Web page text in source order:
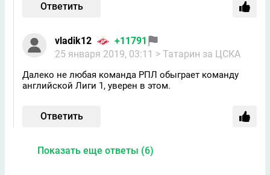
Ответить
vladik12
+11791
25 января 2019, 03:11 > Татарин за ЦСКА
Далеко не любая команда РПЛ обыграет команду
английской Лиги 1, уверен в этом.
Ответить
Показать еще ответы (6)